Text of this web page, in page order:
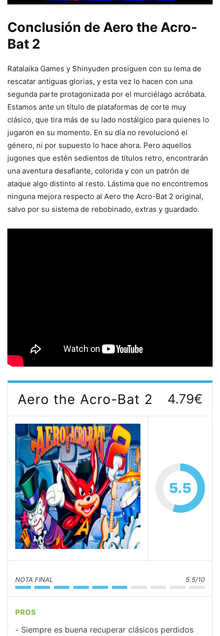
Conclusión de Aero the Acro-
Bat 2
Ratalaika Games y Shinyuden prosiguen con su lema de
rescatar antiguas glorias, y esta vez lo hacen con una
segunda parte protagonizada por el murciélago acróbata.
Estamos ante un título de plataformas de corte muy
clásico, que tira más de su lado nostálgico para quienes lo
jugaron en su momento. En su día no revolucionó el
género, ni por supuesto lo hace ahora. Pero aquellos
jugones que estén sedientos de títulos retro, encontrarán
una aventura desafiante, colorida y con un patrón de
ataque algo distinto al resto. Lástima que no encontremos
ninguna mejora respecto al Aero the Acro-Bat 2 original,
salvo por su sistema de rebobinado, extras y guardado.
Aero the Acro-Bat 2 4.79€
5.5
NOTA FINAL 5.5/10
PROS
Siempre es buena recuperar clásicos perdidos